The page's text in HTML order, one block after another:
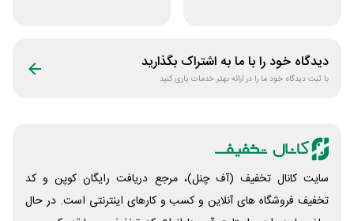
دیدگاه خود را با ما به اشتراک بگذارید
با ثبت دیدگاه خود ما را در ارائه بهتر خدمات یاری کنید
سایت کانال تخفیف (آف چنل)، مرجع دریافت رایگان کوپن و کد
تخفیف فروشگاه های آنلاین و کسب و‌ کارهای اینترنتی است. در حال